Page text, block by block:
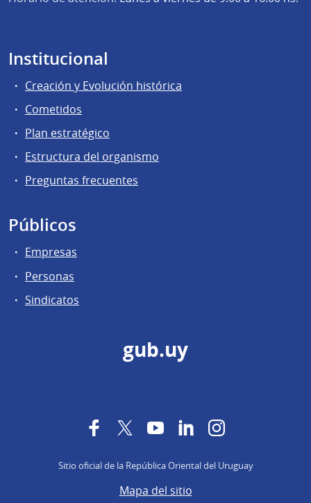
Institucional
Creación y Evolución histórica
Cometidos
Plan estratégico
Estructura del organismo
Preguntas frecuentes
Públicos
Empresas
Personas
Sindicatos
gub.uy
FacebookTwitterYouTubeLinkedInInstagram
Sitio oficial de la República Oriental del Uruguay
Mapa del sitio